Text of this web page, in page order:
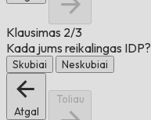
Klausimas 2/3
Kada jums reikalingas IDP?
Skubiai Neskubiai
Atgal
Toliau